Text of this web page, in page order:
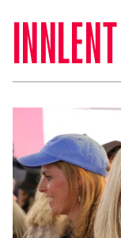
INNLENT